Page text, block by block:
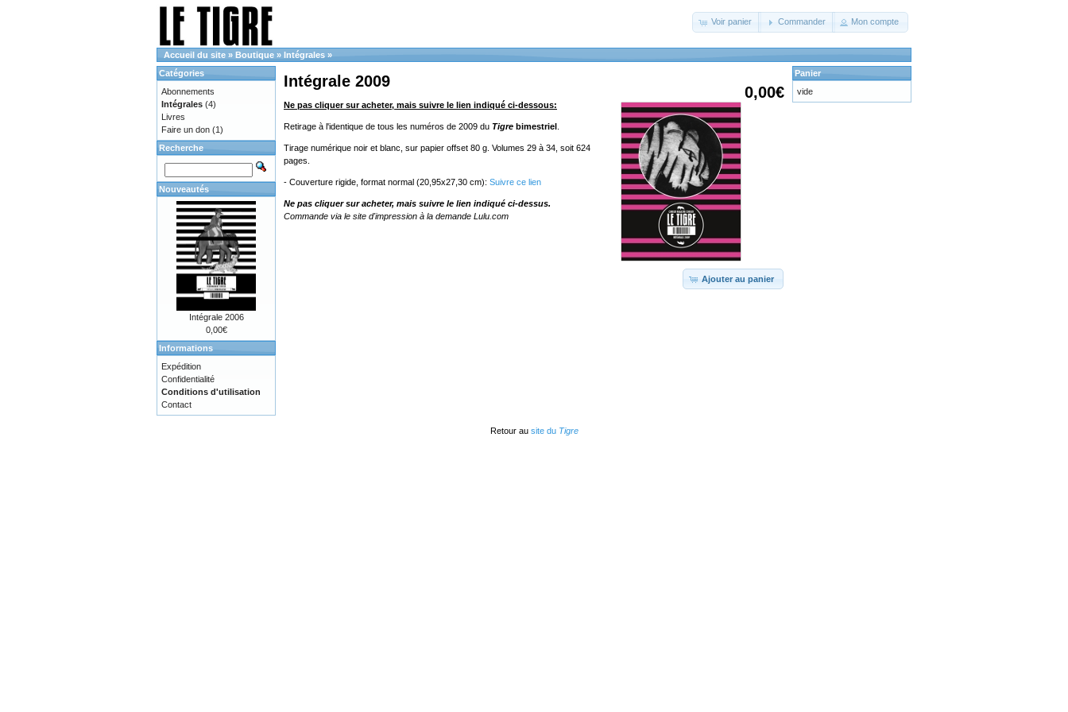
Voir panier Commander Mon compte
Accueil du site » Boutique » Intégrales »
0,00€
Intégrale 2009
Ne pas cliquer sur acheter, mais suivre le lien indiqué ci-dessous:
Retirage à l'identique de tous les numéros de 2009 du Tigre bimestriel
Tirage numérique noir et blanc, sur papier offset 80 g. Volumes 29 à 34, soit 624
pages.
- Couverture rigide, format normal (20,95x27,30 cm): Suivre ce lien
Ne pas cliquer sur acheter, mais suivre le lien indiqué ci-dessus.
Commande via le site d'impression à la demande Lulu.com
Ajouter au panier
Catégories
Abonnements
Intégrales (4)
Livres
Faire un don (1)
Recherche
Nouveautés
Intégrale 2006
0,00€
Informations
Expédition
Confidentialité
Conditions d'utilisation
Contact
Panier
vide
Retour au site du Tigre